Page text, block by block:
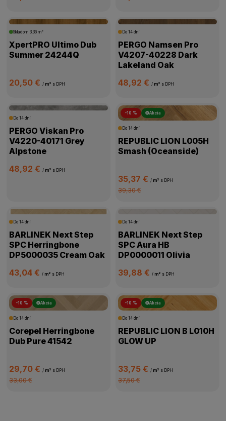
Skladom3.36 m²
XpertPRO Ultimo Dub
Summer 24244Q
20,50 €/ m² s DPH
Do 14 dní
PERGO Namsen Pro
V4207-40228 Dark
Lakeland Oak
48,92 € / m² s DPH
Do 14 dní
PERGO Viskan Pro
V4220-40171 Grey
Alpstone
48,92 €/ m² s DPH
-10 % Akcia
Do 14 dní
REPUBLIC LION L005H
Smash (Oceanside)
35,37 € / m² s DPH
39,30 €
Do 14 dní
BARLINEK Next Step
SPC Herringbone
DP5000035 Cream Oak
43,04 €/ m² s DPH
Do 14 dní
BARLINEK Next Step
SPC Aura HB
DP0000011 Olivia
39,88 € / m² s DPH
-10 % Akcia
Do 14 dní
Corepel Herringbone
Dub Pure 41542
29,70 €/ m² s DPH
33,00 €
-10 % Akcia
Do 14 dní
REPUBLIC LION B L010H
GLOW UP
33,75 € / m² s DPH
37,50 €